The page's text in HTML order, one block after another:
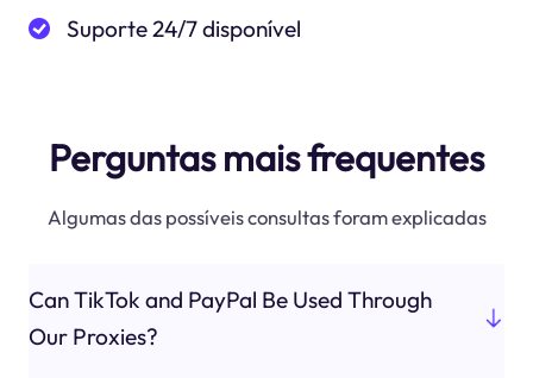
Suporte 24/7 disponível
Perguntas mais frequentes
Algumas das possíveis consultas foram explicadas
Can TikTok and PayPal Be Used Through
Our Proxies?